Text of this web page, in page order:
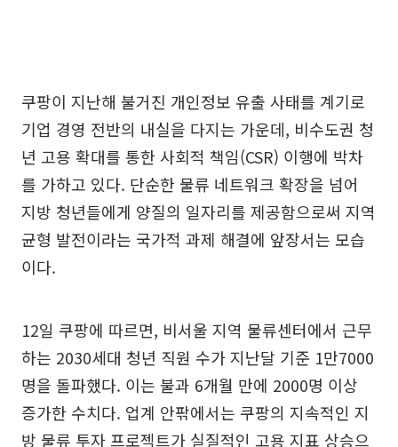
쿠팡이 지난해 불거진 개인정보 유출 사태를 계기로
기업 경영 전반의 내실을 다지는 가운데, 비수도권 청
년 고용 확대를 통한 사회적 책임(CSR) 이행에 박차
를 가하고 있다. 단순한 물류 네트워크 확장을 넘어
지방 청년들에게 양질의 일자리를 제공함으로써 지역
균형 발전이라는 국가적 과제 해결에 앞장서는 모습
이다.
12일 쿠팡에 따르면, 비서울 지역 물류센터에서 근무
하는 2030세대 청년 직원 수가 지난달 기준 1만7000
명을 돌파했다. 이는 불과 6개월 만에 2000명 이상
증가한 수치다. 업계 안팎에서는 쿠팡의 지속적인 지
방 물류 투자 프로젝트가 실질적인 고용 지표 상승으